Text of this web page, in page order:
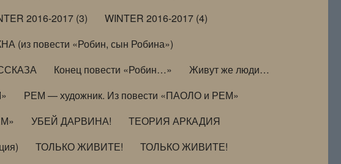
2016-2017 (3)
WINTER 2016-2017 (4)
(из повести «Робин, сын Робина»)
Конец повести «Робин…»
Живут же люди…
РЕМ — художник. Из повести «ПАОЛО и РЕМ»
УБЕЙ ДАРВИНА!
ТЕОРИЯ АРКАДИЯ
ТОЛЬКО ЖИВИТЕ!
ТОЛЬКО ЖИВИТЕ!